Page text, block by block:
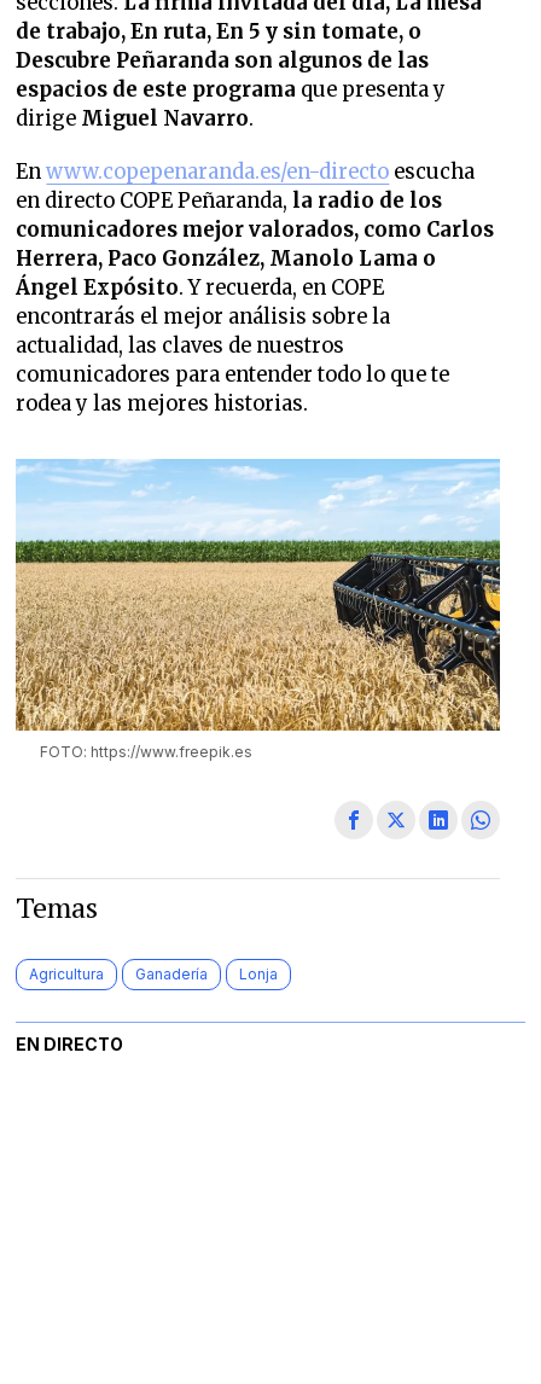
de trabajo, En ruta, En 5 y sin tomate, o
Descubre Peñaranda son algunos de las
espacios de este programa que presenta y
dirige Miguel Navarro.
Enwww.copepenaranda.es/en-directo escucha
en directo COPE Peñaranda, la radio de los
comunicadores mejor valorados, como Carlos
Herrera, Paco González, Manolo Lama o
Ángel Expósito. Y recuerda, en COPE
encontrarás el mejor análisis sobre la
actualidad, las claves de nuestros
comunicadores para entender todo lo que te
rodea y las mejores historias.
FOTO: https://www.freepik.es
Temas
Agricultura Ganadería Lonja
EN DIRECTO